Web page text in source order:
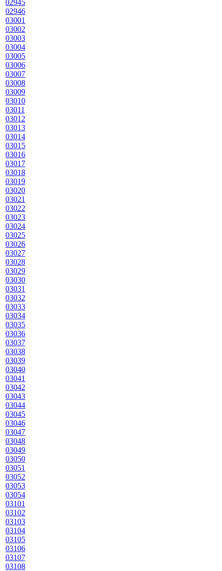
02945
02946
03001
03002
03003
03004
03005
03006
03007
03008
03009
03010
03011
03012
03013
03014
03015
03016
03017
03018
03019
03020
03021
03022
03023
03024
03025
03026
03027
03028
03029
03030
03031
03032
03033
03034
03035
03036
03037
03038
03039
03040
03041
03042
03043
03044
03045
03046
03047
03048
03049
03050
03051
03052
03053
03054
03101
03102
03103
03104
03105
03106
03107
03108